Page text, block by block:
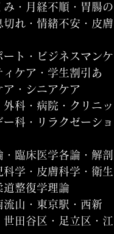
・月経不順・胃腸の
れ・情緒不安・皮膚
ト・ビジネスマンケ
ケア・学生割引あ
ア・シニアケア
科・病院・クリニッ
科・リラクゼーショ
臨床医学各論・解剖
学・皮膚科学・衛生
道整復学理論
山・東京駅・西新
田谷区・足立区・江